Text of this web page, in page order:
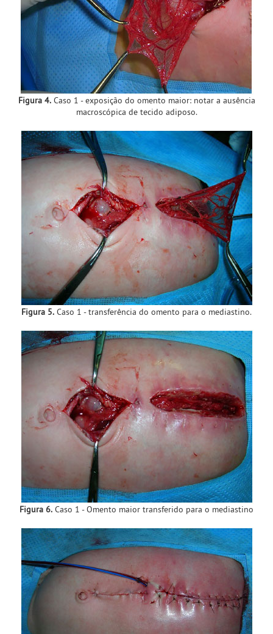
Figura 4.Caso 1 - exposição do omento maior: notar a ausência
macroscópica de tecido adiposo.
Figura 5. Caso 1 - transferência do omento para o mediastino.
Figura 6. Caso 1 - Omento maior transferido para o mediastino